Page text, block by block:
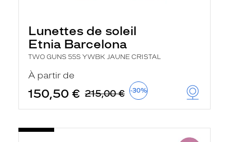
Lunettes de soleil
Etnia Barcelona
TWO GUNS 55S YWBK JAUNE CRISTAL
À partir de
150,50 € 215,00 € -30%